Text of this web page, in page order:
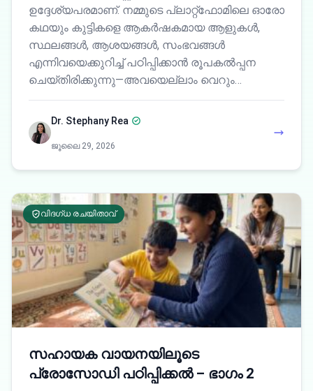
ഉദ്ദേശ്യപരമാണ്. നമ്മുടെ പ്ലാറ്റ്‌ഫോമിലെ ഓരോ
കഥയും കുട്ടികളെ ആകർഷകമായ ആളുകൾ,
സ്ഥലങ്ങൾ, ആശയങ്ങൾ, സംഭവങ്ങൾ
എന്നിവയെക്കുറിച്ച് പഠിപ്പിക്കാൻ രൂപകൽപ്പന
ചെയ്തിരിക്കുന്നു—അവയെല്ലാം വെറും…
Dr. Stephany Rea
ജൂലൈ 29, 2026
വിദഗ്ധ രചയിതാവ്
സഹായക വായനയിലൂടെ
പ്രോസോഡി പഠിപ്പിക്കൽ – ഭാഗം 2